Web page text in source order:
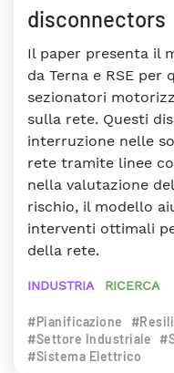
disconnectors
Il paper presenta il
da Terna e RSE
sezionatori
sulla rete. Questi
interruzione nelle
rete tramite linee
nella valutazione
rischio, il modello
interventi ottimali
della rete.
INDUSTRIA RICERCA
#Pianificazione
#Settore Industriale
#Sistema Elettrico